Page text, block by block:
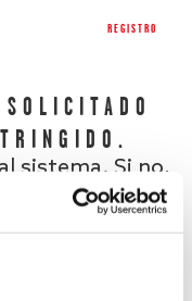
REGISTRO
sistema. Si no,